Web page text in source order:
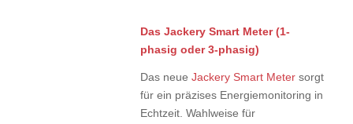
Das Jackery Smart Meter (1-
phasig oder 3-phasig)
Das neue Jackery Smart Metersorgt
für ein präzises Energiemonitoring in
Echtzeit. Wahlweise für